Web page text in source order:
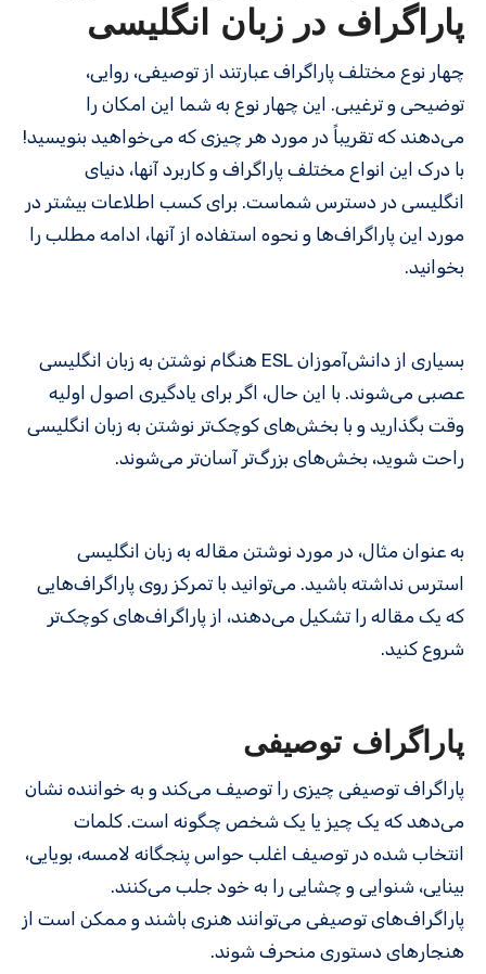
پاراگراف در زبان انگلیسی
چهار نوع مختلف پاراگراف عبارتند از توصیفی، روایی،
توضیحی و ترغیبی. این چهار نوع به شما این امکان را
می‌دهند که تقریباً در مورد هر چیزی که می‌خواهید بنویسید!
با درک این انواع مختلف پاراگراف و کاربرد آنها، دنیای
انگلیسی در دسترس شماست. برای کسب اطلاعات بیشتر در
مورد این پاراگراف‌ها و نحوه استفاده از آنها، ادامه مطلب را
بخوانید.
بسیاری از دانش‌آموزان ESL هنگام نوشتن به زبان انگلیسی
عصبی می‌شوند. با این حال، اگر برای یادگیری اصول اولیه
وقت بگذارید و با بخش‌های کوچک‌تر نوشتن به زبان انگلیسی
راحت شوید، بخش‌های بزرگ‌تر آسان‌تر می‌شوند.
به عنوان مثال، در مورد نوشتن مقاله به زبان انگلیسی
استرس نداشته باشید. می‌توانید با تمرکز روی پاراگراف‌هایی
که یک مقاله را تشکیل می‌دهند، از پاراگراف‌های کوچک‌تر
شروع کنید.
پاراگراف توصیفی
پاراگراف توصیفی چیزی را توصیف می‌کند و به خواننده نشان
می‌دهد که یک چیز یا یک شخص چگونه است. کلمات
انتخاب شده در توصیف اغلب حواس پنجگانه لامسه، بویایی،
بینایی، شنوایی و چشایی را به خود جلب می‌کنند.
پاراگراف‌های توصیفی می‌توانند هنری باشند و ممکن است از
هنجارهای دستوری منحرف شوند.